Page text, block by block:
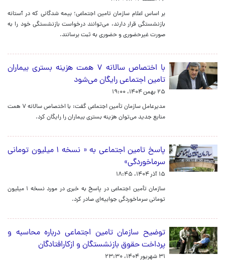
بر اساس اعلام سازمان تامین اجتماعی؛ بیمه شدگانی که در آستانه
بازنشستگی قرار دارند، می‌توانند درخواست بازنشستگی خود را به
صورت غیرحضوری و حضوری به ثبت برسانند.
با اختصاص سالانه ۷ همت هزینه بستری بیماران
تامین اجتماعی رایگان می‌شود
۲۵ بهمن ۱۴۰۴، ۱۹:۰۰
مدیرعامل سازمان تأمین اجتماعی گفت: با اختصاص سالانه ۷ همت
منابع جدید می‌توان هزینه بستری بیماران را رایگان کرد.
پاسخ تامین اجتماعی به « نسخه ۱ میلیون تومانی
سرماخوردگی»
۱۵ آذر ۱۴۰۴، ۱۸:۴۵
سازمان تأمین اجتماعی در پاسخ به خبری در مورد نسخه ۱ میلیون
تومانی سرماخوردگی جوابیه‌ای صادر کرد.
توضیح سازمان تامین اجتماعی درباره محاسبه و
پرداخت حقوق بازنشستگان و ازکارافتادگان
۳۱ شهریور ۱۴۰۴، ۲۳:۳۰